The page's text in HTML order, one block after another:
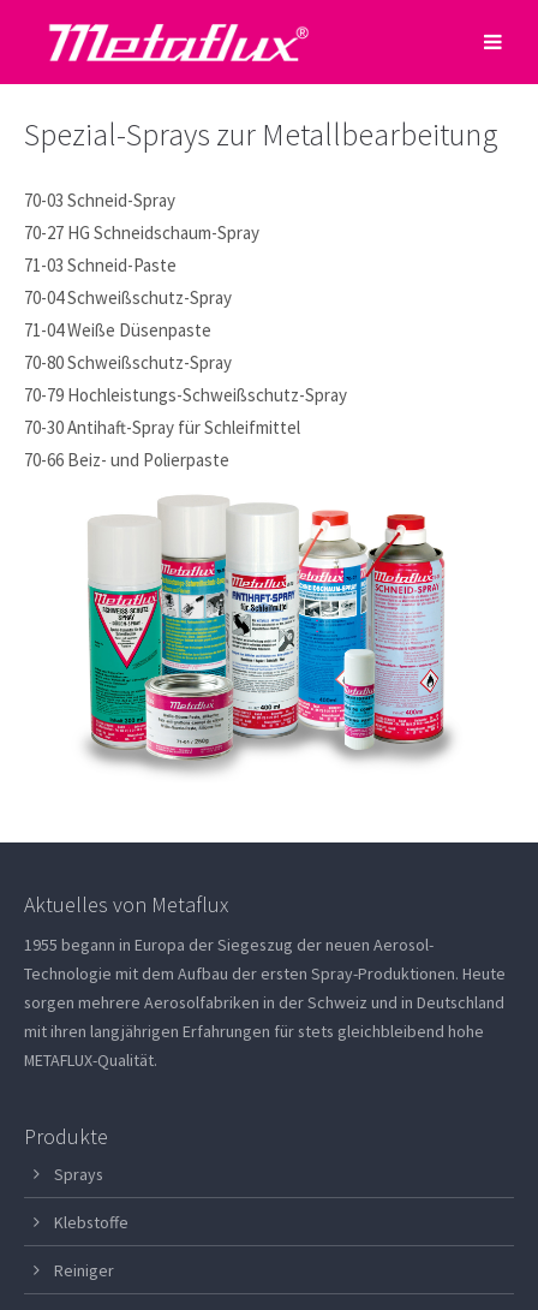
Spezial-Sprays zur Metallbearbeitung
70-03 Schneid-Spray
70-27 HG Schneidschaum-Spray
71-03 Schneid-Paste
70-04 Schweißschutz-Spray
71-04 Weiße Düsenpaste
70-80 Schweißschutz-Spray
70-79 Hochleistungs-Schweißschutz-Spray
70-30 Antihaft-Spray für Schleifmittel
70-66 Beiz- und Polierpaste
Aktuelles von Metaflux
1955 begann in Europa der Siegeszug der neuen Aerosol-
Technologie mit dem Aufbau der ersten Spray-Produktionen. Heute
sorgen mehrere Aerosolfabriken in der Schweiz und in Deutschland
mit ihren langjährigen Erfahrungen für stets gleichbleibend hohe
METAFLUX-Qualität.
Produkte
Sprays
Klebstoffe
Reiniger